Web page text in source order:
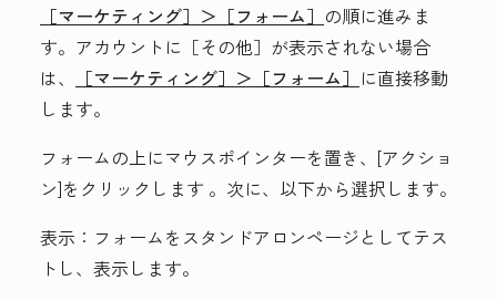
［マーケティング］＞ ［フォーム］ の順に進みま
す。アカウントに ［その他］が表示されない場合
は、
［マーケティング］＞ ［フォーム］ に直接移動
します。
フォームの上にマウスポインターを置き、[アクショ
ン]をクリックします 。 次に、以下から選択します。
表示： フォームをスタンドアロンページとしてテス
トし、表示します。